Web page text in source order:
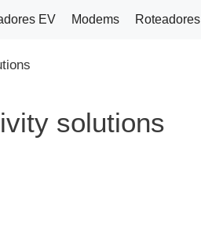
EV Modems Roteadores
solutions